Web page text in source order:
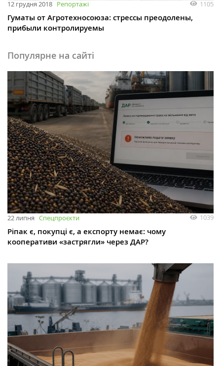
12 грудня 2018 Репортажі 1105
Гуматы от Агротехносоюза: стрессы преодолены,
прибыли контролируемы
Популярне на сайті
22 липня Спецпроєкти 1039
Ріпак є, покупці є, а експорту немає: чому
кооперативи «застрягли» через ДАР?